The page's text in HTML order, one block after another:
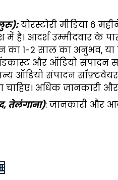
योरस्टोरी मीडिया 6
में है। आदर्श उम्मीदवार के
का 1-2 साल का अनुभव,
और ऑडियो संपादन
ऑडियो संपादन
चाहिए। अधिक जानकारी
तेलंगाना): जानकारी और